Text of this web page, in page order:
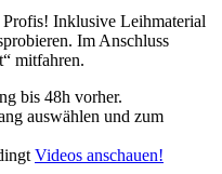
Inklusive Leihmaterial
Im Anschluss
mitfahren.
bis 48h vorher.
auswählen und zum
Videos anschauen!